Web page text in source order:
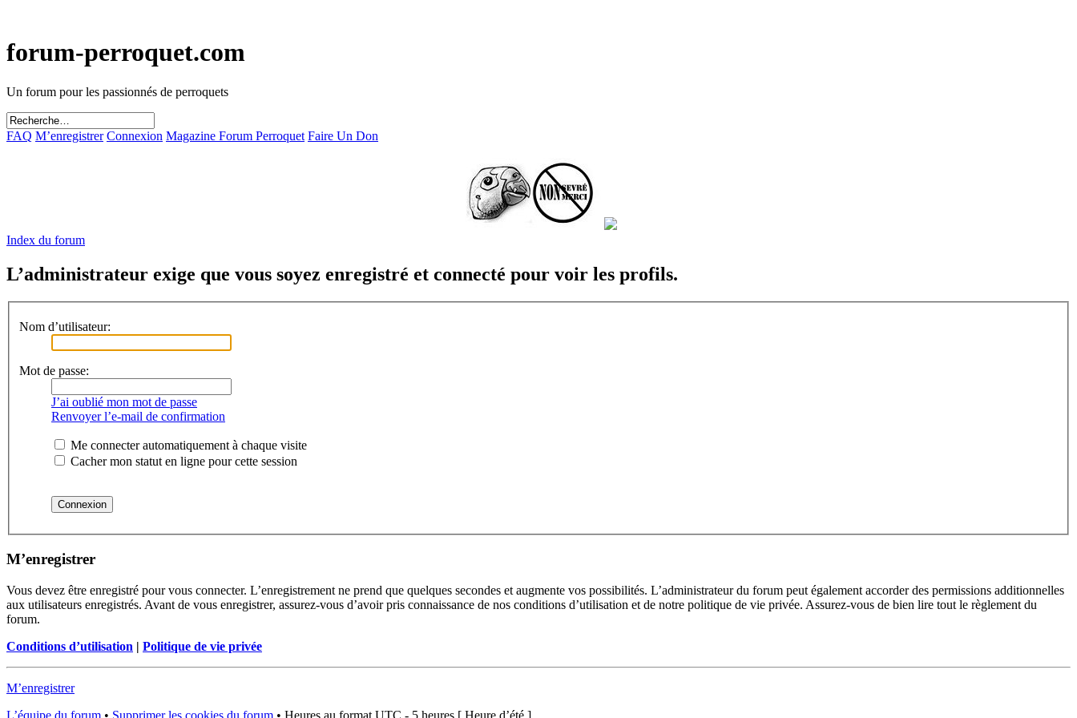
forum-perroquet.com
Un forum pour les passionnés de perroquets
FAQ M’enregistrer Connexion Magazine Forum Perroquet Faire Un Don
Index du forum
L’administrateur exige que vous soyez enregistré et connecté pour voir les profils.
Nom d’utilisateur:
Mot de passe:
J’ai oublié mon mot de passe
Renvoyer l’e-mail de confirmation
Me connecter automatiquement à chaque visite
Cacher mon statut en ligne pour cette session
M’enregistrer
Vous devez être enregistré pour vous connecter. L’enregistrement ne prend que quelques secondes et augmente vos possibilités. L’administrateur du forum peut également accorder des permissions additionnelles
aux utilisateurs enregistrés. Avant de vous enregistrer, assurez-vous d’avoir pris connaissance de nos conditions d’utilisation et de notre politique de vie privée. Assurez-vous de bien lire tout le règlement du
forum.
Conditions d’utilisation | Politique de vie privée
M’enregistrer
L’équipe du forum • Supprimer les cookies du forum • Heures au format UTC - 5 heures [ Heure d’été ]